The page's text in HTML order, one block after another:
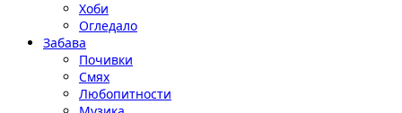
Хоби
Огледало
Забава
Почивки
Смях
Любопитности